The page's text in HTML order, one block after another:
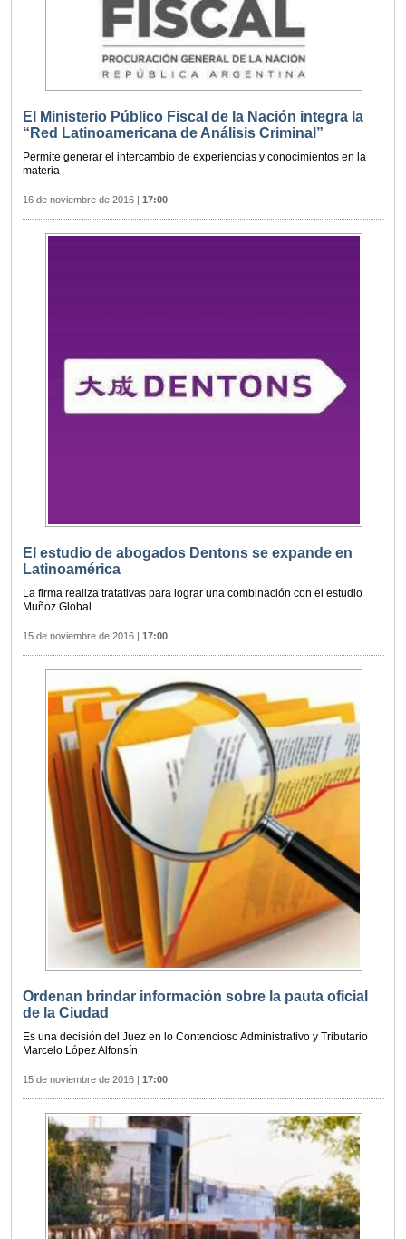
El Ministerio Público Fiscal de la Nación integra la
“Red Latinoamericana de Análisis Criminal”
Permite generar el intercambio de experiencias y conocimientos en la
materia
16 de noviembre de 2016 17:00
El estudio de abogados Dentons se expande en
Latinoamérica
La firma realiza tratativas para lograr una combinación con el estudio
Muñoz Global
15 de noviembre de 2016 | 17:00
Ordenan brindar información sobre la pauta oficial
de la Ciudad
Es una decisión del Juez en lo Contencioso Administrativo y Tributario
Marcelo López Alfonsín
15 de noviembre de 2016 | 17:00